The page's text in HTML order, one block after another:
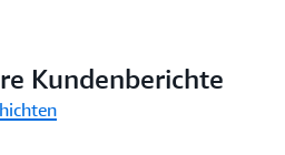
Kundenberichte